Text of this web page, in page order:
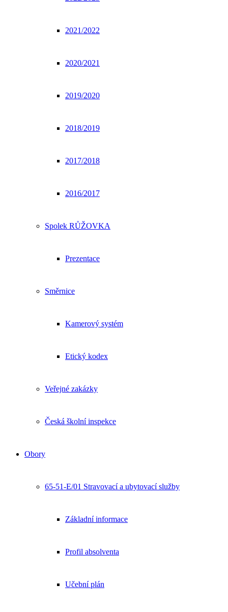
2021/2022
2020/2021
2019/2020
2018/2019
2017/2018
2016/2017
Spolek RŮŽOVKA
Prezentace
Směrnice
Kamerový systém
Etický kodex
Veřejné zakázky
Česká školní inspekce
Obory
65-51-E/01 Stravovací a ubytovací služby
Základní informace
Profil absolventa
Učební plán